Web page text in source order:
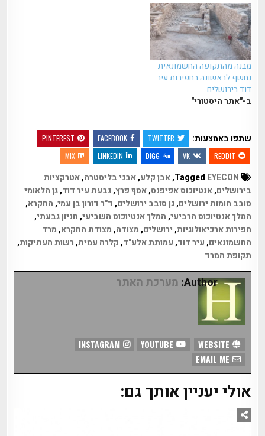
מבנה מהתקופה החשמונאית
נחשף לראשונה בחפירות עיר
דוד בירושלים
ב-"אתר היסטורי"
שתפו באמצעות: TWITTER
FACEBOOK
PINTEREST
REDDIT
VK
DIGG
LINKEDIN
MIX
EYECON
,אבן קלע,אבני בליסטרה,אטרקציות
בירושלים,אנטיוכוס אפיפנס,אסף פרץ,גבעת עיר דוד,גן הלאומי
סובב חומות ירושלים,גן סובב ירושלים,ד"ר דורון בן עמי,החקרא,
המלך אנטיוכוס הרביעי,המלך אנטיוכוס השביעי,חניון גבעתי,
חפירות ארכיאולוגיות,ירושלים,מצודה,מצודת החקרא,מרד
החשמונאים,עיר דוד,עמותת אלע"ד,קלרה עמית,רשות העתיקות,
תקופת המרד
Author: מערכת האתר
INSTAGRAM
אולי יעניין אותך גם: